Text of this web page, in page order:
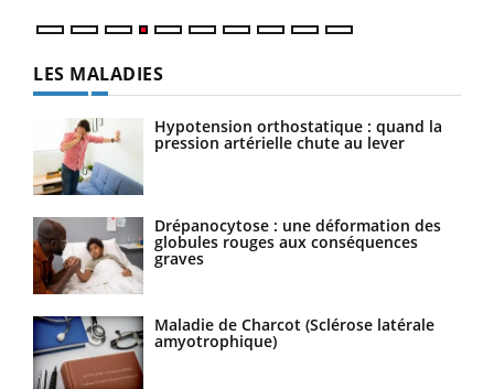
LES MALADIES
Hypotension orthostatique : quand la
pression artérielle chute au lever
Drépanocytose : une déformation des
globules rouges aux conséquences
graves
Maladie de Charcot (Sclérose latérale
amyotrophique)